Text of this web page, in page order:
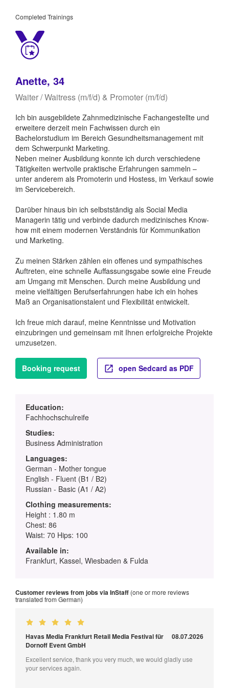
Completed Trainings
Anette, 34
Waiter / Waitress (m/f/d) & Promoter (m/f/d)
Ich bin ausgebildete Zahnmedizinische Fachangestellte und
erweitere derzeit mein Fachwissen durch ein
Bachelorstudium im Bereich Gesundheitsmanagement mit
dem Schwerpunkt Marketing.
Neben meiner Ausbildung konnte ich durch verschiedene
Tätigkeiten wertvolle praktische Erfahrungen sammeln –
unter anderem als Promoterin und Hostess, im Verkauf sowie
im Servicebereich.
Darüber hinaus bin ich selbstständig als Social Media
Managerin tätig und verbinde dadurch medizinisches Know-
how mit einem modernen Verständnis für Kommunikation
und Marketing.
Zu meinen Stärken zählen ein offenes und sympathisches
Auftreten, eine schnelle Auffassungsgabe sowie eine Freude
am Umgang mit Menschen. Durch meine Ausbildung und
meine vielfältigen Berufserfahrungen habe ich ein hohes
Maß an Organisationstalent und Flexibilität entwickelt.
Ich freue mich darauf, meine Kenntnisse und Motivation
einzubringen und gemeinsam mit Ihnen erfolgreiche Projekte
umzusetzen.
Booking request open Sedcard as PDF
Education:
Fachhochschulreife
Studies:
Business Administration
Languages:
German - Mother tongue
English - Fluent (B1 / B2)
Russian - Basic (A1 / A2)
Clothing measurements:
Height : 1.80 m
Chest: 86
Waist: 70 Hips: 100
Available in:
Frankfurt, Kassel, Wiesbaden & Fulda
Customer reviews from jobs via InStaff (one or more reviews
translated from German)
Havas Media Frankfurt Retail Media Festival für
Dornoff Event GmbH
08.07.2026
Excellent service, thank you very much, we would gladly use
your services again.